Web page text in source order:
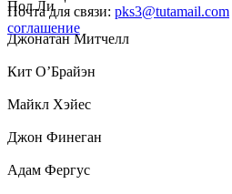
Пол Ли
Джонатан Митчелл
Кит О’Брайэн
Майкл Хэйес
Джон Финеган
Адам Фергус
Почта для связи: pks3@tutamail.com
соглашение